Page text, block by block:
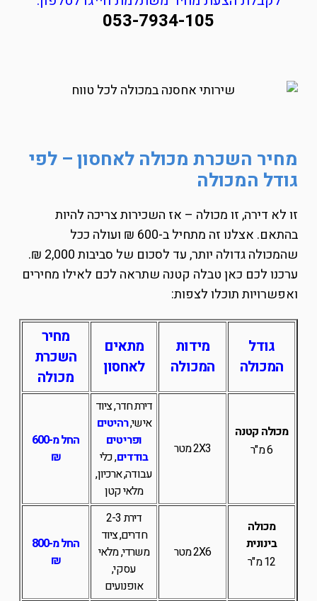
053-7934-105
מחיר השכרת מכולה לאחסון – לפי
גודל המכולה
זו לא דירה, זו מכולה – אז השכירות צריכה להיות
בהתאם. אצלנו זה מתחיל ב-600 ₪ ועולה ככל
שהמכולה גדולה יותר, עד לסכום של סביבות 2,000 ₪.
ערכנו לכם כאן טבלה קטנה שתראה לכם לאילו מחירים
ואפשרויות תוכלו לצפות:
גודל
המכולה
מידות
המכולה
מתאים
לאחסון
מחיר
השכרת
מכולה
מכולה קטנה
6 מ"ר
2X3 מטר
דירת חדר, ציוד
אישי,רהיטים
ופריטים
בודדים, כלי
עבודה, ארכיון,
מלאי קטן
החל מ-600
₪
מכולה
בינונית
12 מ"ר
2X6 מטר
דירת 2-3
חדרים, ציוד
משרדי, מלאי
עסקי,
אופנועים
החל מ-800
₪